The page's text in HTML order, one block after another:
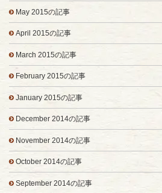
May 2015の記事
April 2015の記事
March 2015の記事
February 2015の記事
January 2015の記事
December 2014の記事
November 2014の記事
October 2014の記事
September 2014の記事